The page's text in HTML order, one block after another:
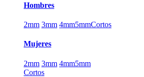
Hombres
2mm 3mm 4mm5mmCortos
Mujeres
2mm 3mm 4mm5mm
Cortos